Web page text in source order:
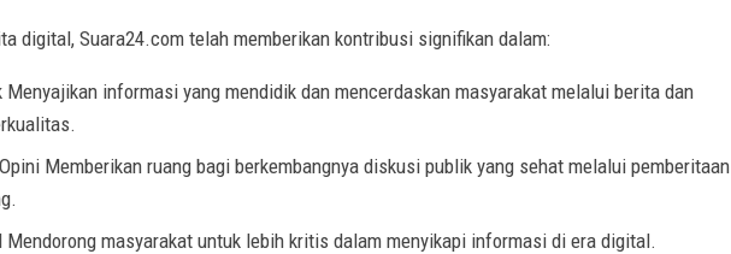
digital, Suara24.com telah memberikan kontribusi signifikan dalam:
Menyajikan informasi yang mendidik dan mencerdaskan masyarakat melalui berita dan
Memberikan ruang bagi berkembangnya diskusi publik yang sehat melalui pemberitaan
masyarakat untuk lebih kritis dalam menyikapi informasi di era digital.